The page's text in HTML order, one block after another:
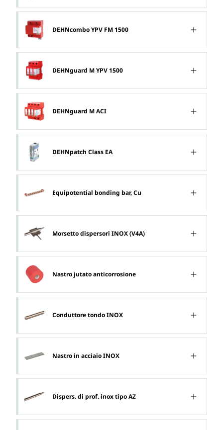
DEHNcombo YPV FM 1500
DEHNguard M YPV 1500
DEHNguard M ACI
DEHNpatch Class EA
Equipotential bonding bar, Cu
Morsetto dispersori INOX (V4A)
Nastro jutato anticorrosione
Conduttore tondo INOX
Nastro in acciaio INOX
Dispers. di prof. inox tipo AZ